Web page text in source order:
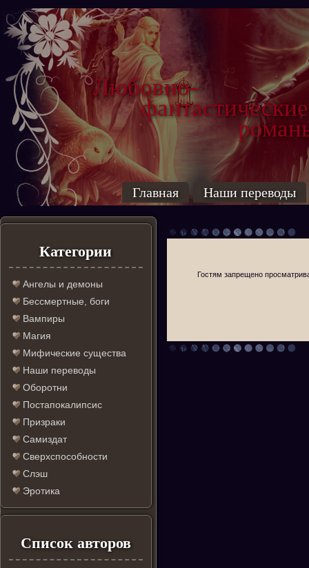
Любовно-
фантастические
Главная Наши переводы
Категории
Ангелы и демоны
Бессмертные, боги
Вампиры
Магия
Мифические существа
Наши переводы
Оборотни
Постапокалипсис
Призраки
Самиздат
Сверхспособности
Слэш
Эротика
Список авторов
Гостям запрещено